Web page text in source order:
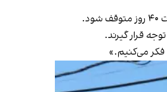
قرار گیرند.
فکر می‌کنیم.»